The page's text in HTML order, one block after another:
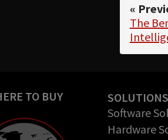
«
The
TO BUY
SOLUTIONS
Software
Hardware